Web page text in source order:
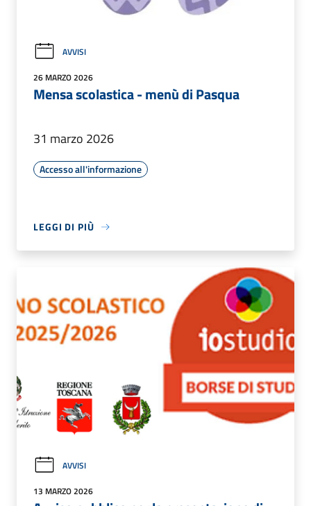
AVVISI
26 MARZO 2026
Mensa scolastica - menù di Pasqua
31 marzo 2026
Accesso all'informazione
LEGGI DI PIÙ
AVVISI
13 MARZO 2026